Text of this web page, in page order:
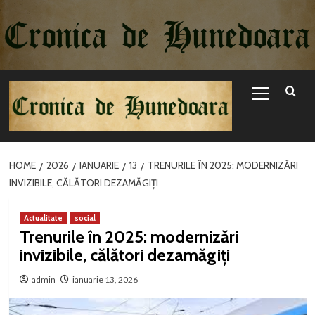
la
conținut
Menu
HOME 2026 IANUARIE 13
TRENURILE ÎN 2025: MODERNIZĂRI
INVIZIBILE, CĂLĂTORI DEZAMĂGIȚI
Actualitate social
Trenurile în 2025: modernizări
invizibile, călători dezamăgiți
admin ianuarie 13, 2026